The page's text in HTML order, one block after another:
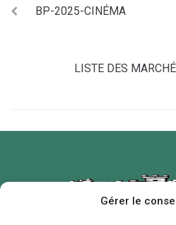
Gérer le
BP-2025-CINÉMA
LISTE DES